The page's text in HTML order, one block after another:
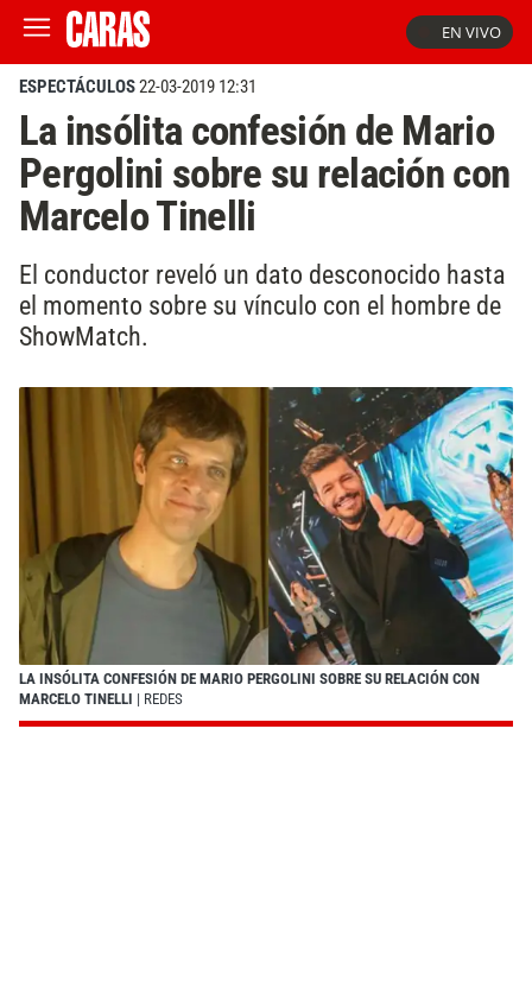
EN VIVO
ESPECTÁCULOS22-03-2019 12:31
La insólita confesión de Mario
Pergolini sobre su relación con
Marcelo Tinelli
El conductor reveló un dato desconocido hasta
el momento sobre su vínculo con el hombre de
ShowMatch.
LA INSÓLITA CONFESIÓN DE MARIO PERGOLINI SOBRE SU RELACIÓN CON
MARCELO TINELLI | REDES